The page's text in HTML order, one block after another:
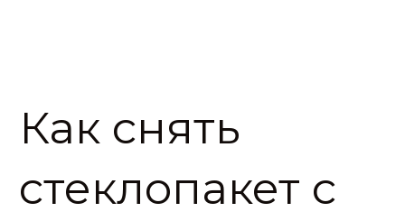
Как снять
стеклопакет с